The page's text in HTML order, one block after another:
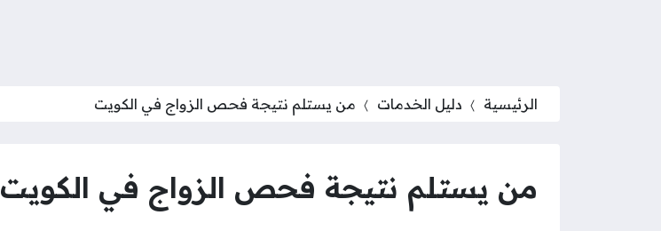
الرئيسية دليل الخدمات من يستلم نتيجة فحص الزواج في الكويت
من يستلم نتيجة فحص الزواج في الكويت